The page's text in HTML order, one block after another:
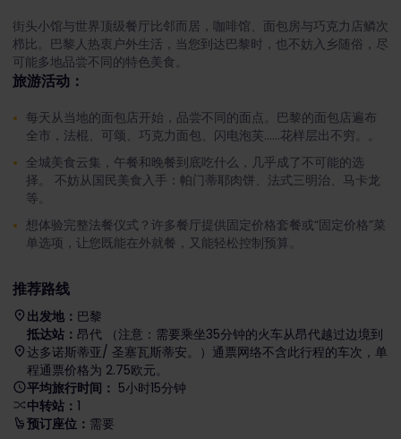
街头小馆与世界顶级餐厅比邻而居，咖啡馆、面包房与巧克力店鳞次
栉比。巴黎人热衷户外生活，当您到达巴黎时，也不妨入乡随俗，尽
可能多地品尝不同的特色美食。
旅游活动：
每天从当地的面包店开始，品尝不同的面点。巴黎的面包店遍布
全市，法棍、可颂、巧克力面包、闪电泡芙……花样层出不穷。。
全城美食云集，午餐和晚餐到底吃什么，几乎成了不可能的选
择。 不妨从国民美食入手：帕门蒂耶肉饼、法式三明治、马卡龙
等。
想体验完整法餐仪式？许多餐厅提供固定价格套餐或“固定价格”菜
单选项，让您既能在外就餐，又能轻松控制预算。
推荐路线
出发地： 巴黎
抵达站： 昂代 （注意：需要乘坐35分钟的火车从昂代越过边境到
达多诺斯蒂亚/ 圣塞瓦斯蒂安。）通票网络不含此行程的车次，单
程通票价格为 2.75欧元。
平均旅行时间： 5小时15分钟
中转站： 1
预订座位： 需要